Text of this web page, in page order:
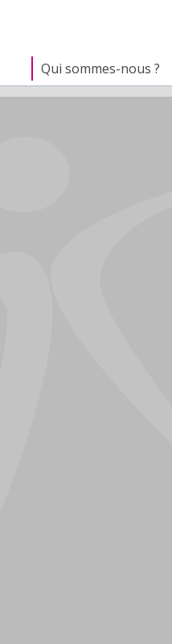
Qui sommes-nous ?